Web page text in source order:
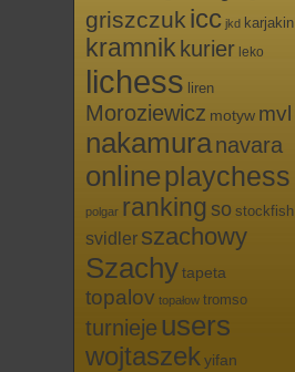
griszczuk icc jkd karjakin
kramnik kurier leko
lichess liren
Moroziewicz motyw mvl
nakamuranavara
onlineplaychess
polgar ranking so stockfish
svidler szachowy
Szachytapeta
topalov topałow tromso
turnieje users
wojtaszek yifan